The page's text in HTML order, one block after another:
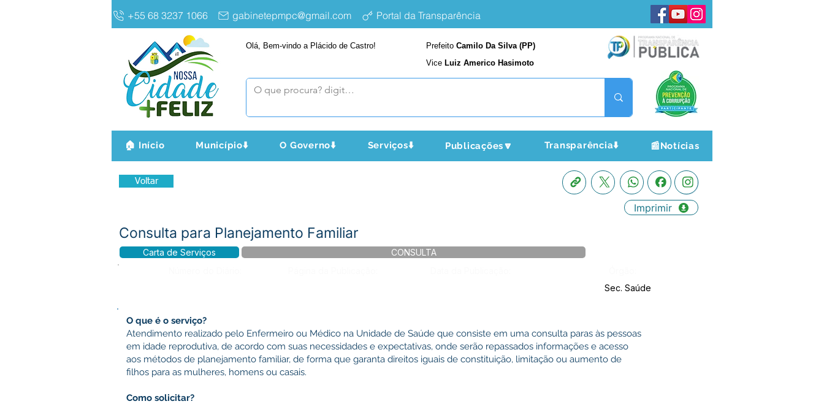
+55 68 3237 1066 gabinetepmpc@gmail.com Portal da Transparência
Olá, Bem-vindo a Plácido de Castro! Prefeito Camilo Da Silva (PP)
Vice Luiz Americo Hasimoto
🏠 Início Município⬇️ O Governo⬇️ Serviços⬇️ Publicações🔽 Transparência⬇️ 📰Notícias
Voltar
Imprimir
Consulta para Planejamento Familiar
Carta de Serviços
CONSULTA
Sec. Saúde
O que é o serviço?
Atendimento realizado pelo Enfermeiro ou Médico na Unidade de Saúde que consiste em uma consulta paras às pessoas
em idade reprodutiva, de acordo com suas necessidades e expectativas, onde serão repassados informações e acesso
aos métodos de planejamento familiar, de forma que garanta direitos iguais de constituição, limitação ou aumento de
filhos para as mulheres, homens ou casais.
Como solicitar?